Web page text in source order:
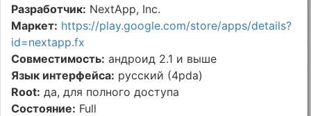
Разработчик: NextApp, Inc.
Маркет: https://play.google.com/store/apps/details?
id=nextapp.fx
Совместимость: андроид 2.1 и выше
Язык интерфейса: русский (4pda)
Root: да, для полного доступа
Состояние: Full